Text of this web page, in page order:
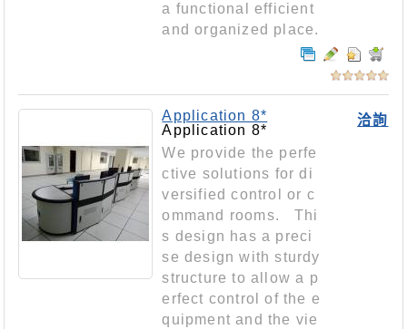
a functional efficient
and organized place.
洽詢
Application 8*
Application 8*
We provide the perfe
ctive solutions for di
versified control or c
ommand rooms. Thi
s design has a preci
se design with sturdy
structure to allow a p
erfect control of the e
quipment and the vie